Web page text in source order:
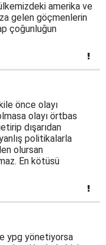
amerika ve
gelen göçmenlerin
çoğunluğun
önce olayı
olayı örtbas
dışarıdan
politikalarla
olursan
En kötüsü
ypg yönetiyorsa